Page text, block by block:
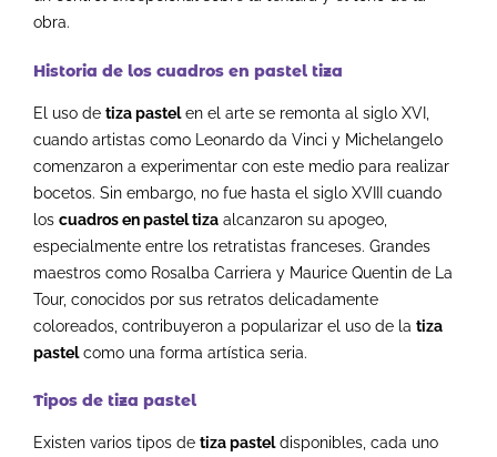
obra.
Historia de los cuadros en pastel tiza
El uso de tiza pastelen el arte se remonta al siglo XVI,
cuando artistas como Leonardo da Vinci y Michelangelo
comenzaron a experimentar con este medio para realizar
bocetos. Sin embargo, no fue hasta el siglo XVIII cuando
los cuadros en pastel tiza alcanzaron su apogeo,
especialmente entre los retratistas franceses. Grandes
maestros como Rosalba Carriera y Maurice Quentin de La
Tour, conocidos por sus retratos delicadamente
coloreados, contribuyeron a popularizar el uso de la tiza
pastelcomo una forma artística seria.
Tipos de tiza pastel
Existen varios tipos de tiza pasteldisponibles, cada uno